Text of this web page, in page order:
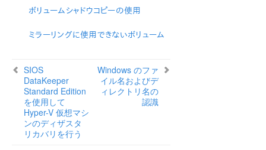
ボリュームシャドウコピーの使用
ミラーリングに使用できないボリューム
SIOS
DataKeeper
Standard Edition
を使用して
Hyper-V 仮想マシ
ンのディザスタ
リカバリを行う
Windows のファ
イル名およびデ
ィレクトリ名の
認識